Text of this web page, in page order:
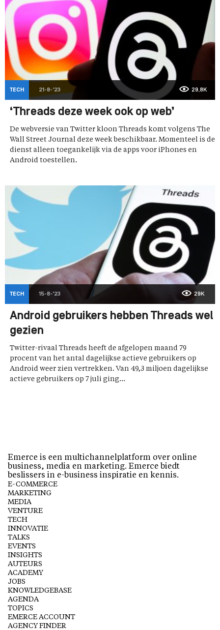
TECH 21-8-'23 29,8K
‘Threads deze week ook op web’
De webversie van Twitter kloon Threads komt volgens The
Wall Street Journal deze week beschikbaar. Momenteel is de
dienst alleen toegankelijk via de apps voor iPhones en
Android toestellen.
TECH 15-8-'23 29K
Android gebruikers hebben Threads wel
gezien
Twitter-rivaal Threads heeft de afgelopen maand 79
procent van het antal dagelijkse actieve gebruikers op
Android weer zien vertrekken. Van 49,3 miljoen dagelijkse
actieve gebruikers op 7 juli ging...
Emerce is een multichannelplatform over online
business, media en marketing. Emerce biedt
beslissers in e-business inspiratie en kennis.
E-COMMERCE
MARKETING
MEDIA
VENTURE
TECH
INNOVATIE
TALKS
EVENTS
INSIGHTS
AUTEURS
ACADEMY
JOBS
KNOWLEDGEBASE
AGENDA
TOPICS
EMERCE ACCOUNT
AGENCY FINDER